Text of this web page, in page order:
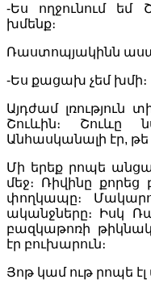
-Ես ողջունում եմ
խմենք։
Ռաստոպյակինն
-Ես քացախ չեմ խմի։
Այդժամ լռություն
Շուևին։ Շուևը
Անհասկանալի էր, թե
Մի երեք րոպե
մեջ։ Ռիվինը
փողկապը։
ականջները։ Իսկ
բազկաթոռի
էր բուխարուն։
Յոթ կամ ութ րոպե